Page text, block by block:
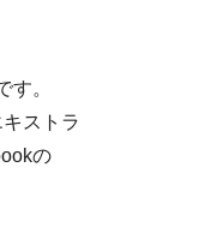
す。
ストラ
の